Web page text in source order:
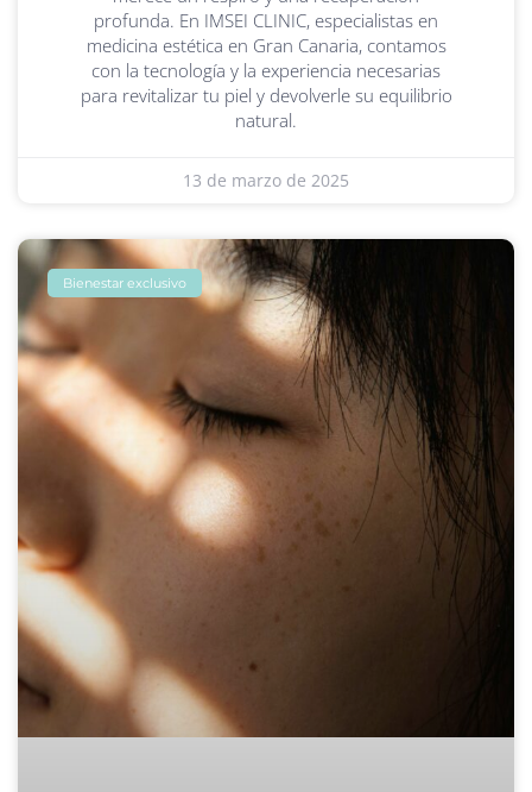
profunda. En IMSEI CLINIC, especialistas en
medicina estética en Gran Canaria, contamos
con la tecnología y la experiencia necesarias
para revitalizar tu piel y devolverle su equilibrio
natural.
13 de marzo de 2025
Bienestar exclusivo